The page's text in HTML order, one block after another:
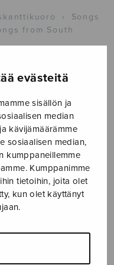
evästeitä
sisällön ja
median
kävijämäärämme
sosiaalisen median,
kumppaneillemme
Kumppanimme
tietoihin, joita olet
kun olet käyttänyt
›
Songs
from South